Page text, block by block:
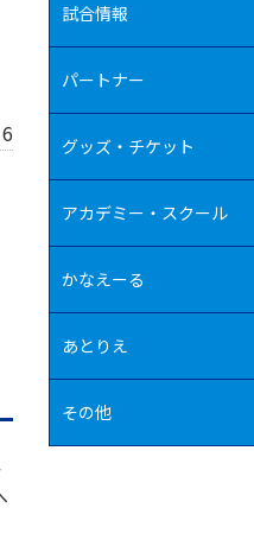
試合情報
パートナー
グッズ・チケット
アカデミー・スクール
かなえーる
あとりえ
その他